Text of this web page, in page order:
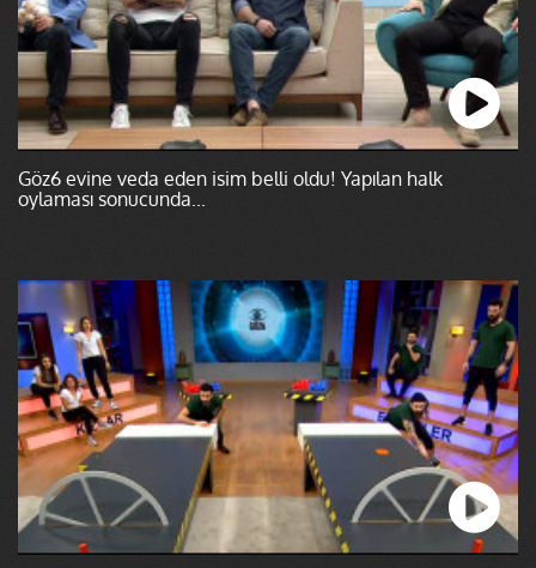
Göz6 evine veda eden isim belli oldu! Yapılan halk
oylaması sonucunda...